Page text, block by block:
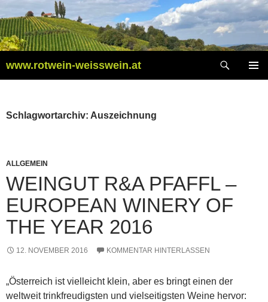
Inhalt
springen
www.rotwein-weisswein.at
Schlagwortarchiv: Auszeichnung
ALLGEMEIN
WEINGUT R&A PFAFFL –
EUROPEAN WINERY OF
THE YEAR 2016
12. NOVEMBER 2016 KOMMENTAR HINTERLASSEN
„Österreich ist vielleicht klein, aber es bringt einen der
weltweit trinkfreudigsten und vielseitigsten Weine hervor: